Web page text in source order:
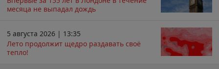
месяца не выпадал дождь
5 августа 2026 | 13:35
Лето продолжит щедро раздавать своё
тепло!